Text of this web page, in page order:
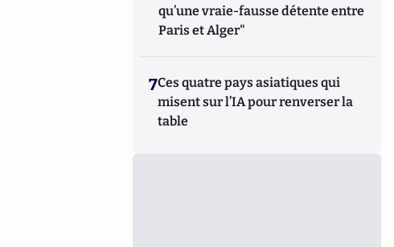
qu’une vraie-fausse détente entre
Paris et Alger"
7Ces quatre pays asiatiques qui
misent sur l’IA pour renverser la
table